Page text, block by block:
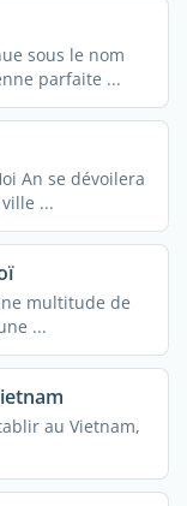
sous le nom
parfaite ...
An se dévoilera
...
multitude de
...
au Vietnam,